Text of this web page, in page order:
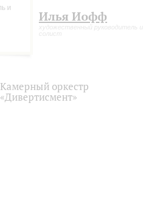
Илья Иофф
художественный руководитель и
солист
Камерный оркестр
«Дивертисмент»